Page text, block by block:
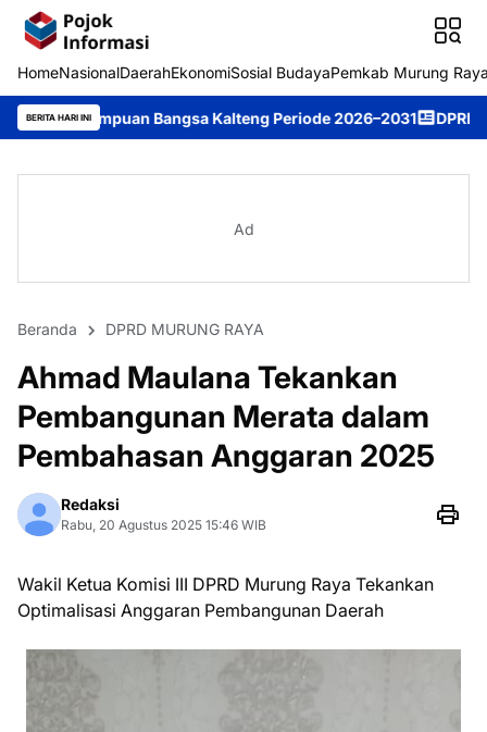
HomeNasionalDaerahEkonomiSosial BudayaPemkab Murung
BERITA HARI INIKalteng Periode 2026–2031 DPRD Murung Raya
Ad
Beranda DPRD MURUNG RAYA
Ahmad Maulana Tekankan
Pembangunan Merata dalam
Pembahasan Anggaran 2025
Redaksi
Rabu, 20 Agustus 2025 15:46 WIB
Wakil Ketua Komisi III DPRD Murung Raya Tekankan
Optimalisasi Anggaran Pembangunan Daerah